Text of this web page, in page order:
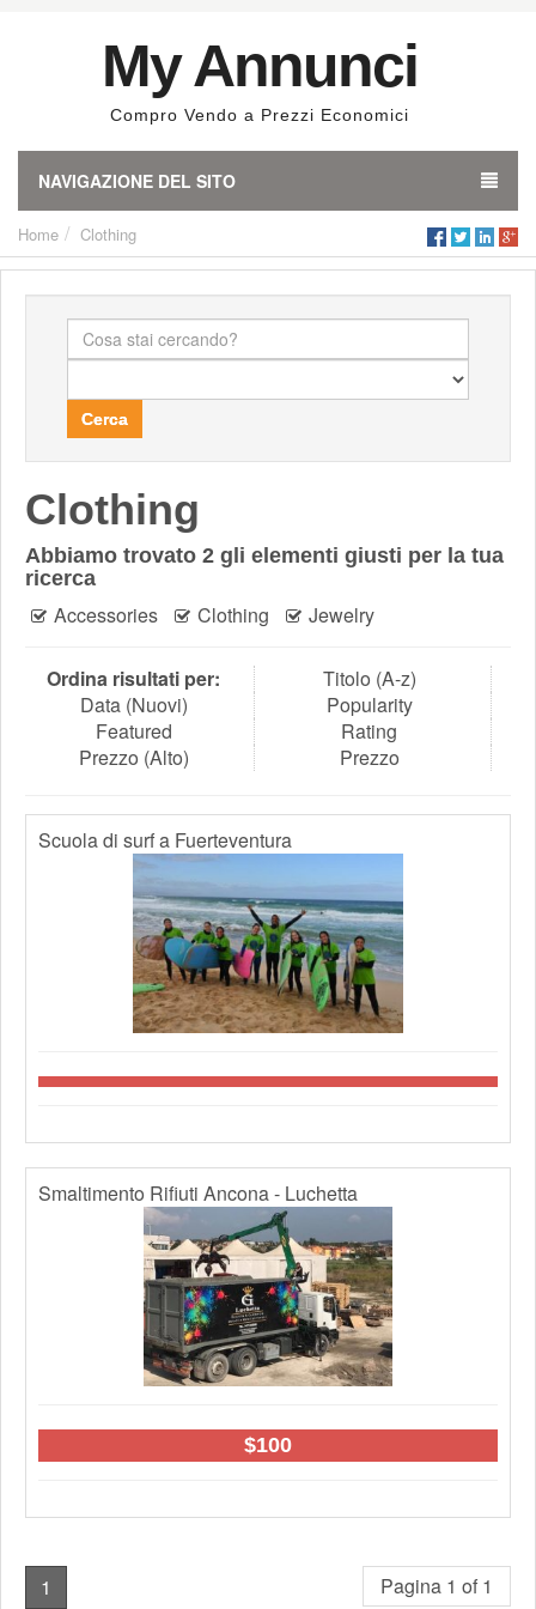
My Annunci
Compro Vendo a Prezzi Economici
NAVIGAZIONE DEL SITO
Home Clothing
Cerca
Clothing
Abbiamo trovato 2 gli elementi giusti per la tua
ricerca
Accessories Clothing Jewelry
Ordina risultati per:
Titolo (A-z)
Data (Nuovi)
Popularity
Featured
Rating
Prezzo (Alto)
Prezzo
Scuola di surf a Fuerteventura
Smaltimento Rifiuti Ancona - Luchetta
$100
1 Pagina 1 of 1